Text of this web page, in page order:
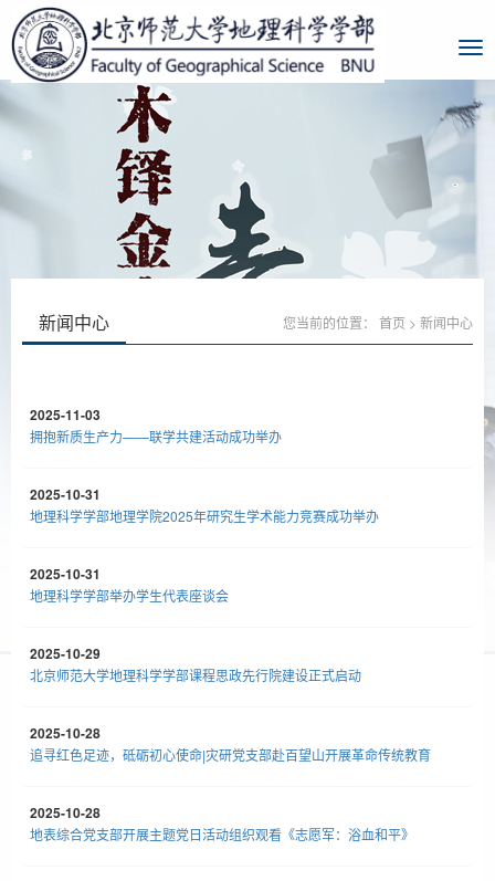
新闻中心 您当前的位置： 首页 > 新闻中心
2025-11-03
拥抱新质生产力——联学共建活动成功举办
2025-10-31
地理科学学部地理学院2025年研究生学术能力竞赛成功举办
2025-10-31
地理科学学部举办学生代表座谈会
2025-10-29
北京师范大学地理科学学部课程思政先行院建设正式启动
2025-10-28
追寻红色足迹，砥砺初心使命|灾研党支部赴百望山开展革命传统教育
2025-10-28
地表综合党支部开展主题党日活动组织观看《志愿军：浴血和平》